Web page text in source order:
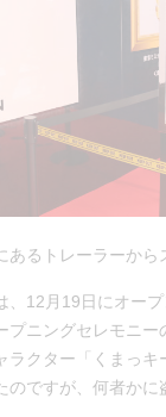
るトレーラーから
、12月19日にオー
プニングセレモニ
ラクター「くまっキ
のですが、何者かに